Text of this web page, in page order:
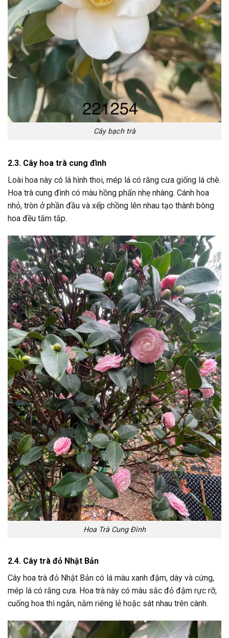
Cây bạch trà
2.3. Cây hoa trà cung đình
Loài hoa này có lá hình thoi, mép lá có răng cưa giống lá chè.
Hoa trà cung đình có màu hồng phấn nhẹ nhàng. Cánh hoa
nhỏ, tròn ở phần đầu và xếp chồng lên nhau tạo thành bông
hoa đều tăm tắp.
Hoa Trà Cung Đình
2.4. Cây trà đỏ Nhật Bản
Cây hoa trà đỏ Nhật Bản có lá màu xanh đậm, dày và cứng,
mép lá có răng cưa. Hoa trà này có màu sắc đỏ đậm rực rỡ,
cuống hoa thì ngắn, nằm riêng lẻ hoặc sát nhau trên cành.